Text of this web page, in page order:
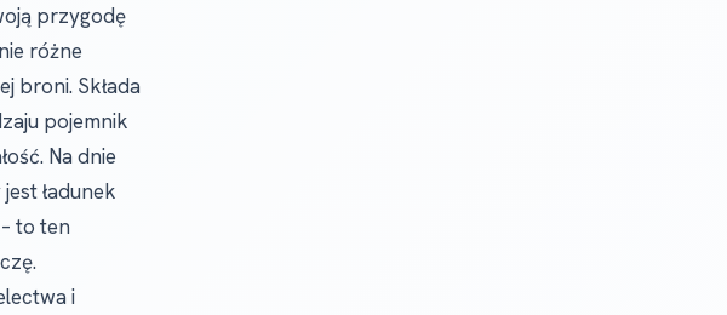
przygodę
różne
broni. Składa
pojemnik
Na dnie
ładunek
to ten
i